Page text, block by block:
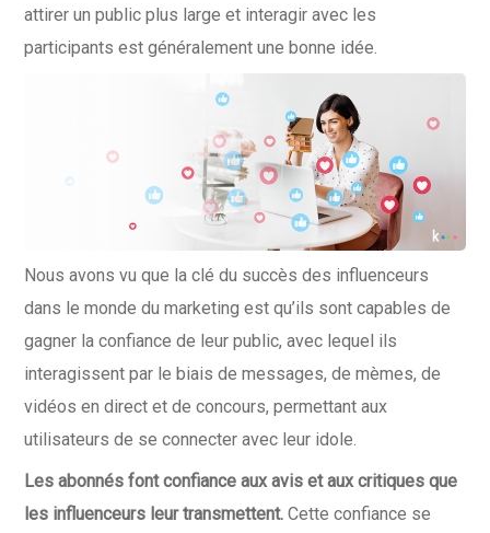
attirer un public plus large et interagir avec les
participants est généralement une bonne idée.
Nous avons vu que la clé du succès des influenceurs
dans le monde du marketing est qu’ils sont capables de
gagner la confiance de leur public, avec lequel ils
interagissent par le biais de messages, de mèmes, de
vidéos en direct et de concours, permettant aux
utilisateurs de se connecter avec leur idole.
Les abonnés font confiance aux avis et aux critiques que
les influenceurs leur transmettent. Cette confiance se